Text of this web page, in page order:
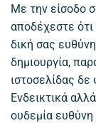
Με την είσοδο
αποδέχεστε ότι
δική σας
δημιουργία,
ιστοσελίδας
Ενδεικτικά
ουδεμία ευθύνη